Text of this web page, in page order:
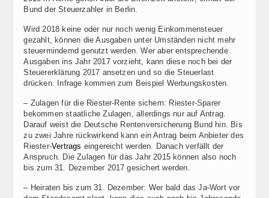
Bund der Steuerzahler in Berlin.
Wird 2018 keine oder nur noch wenig Einkommensteuer
gezahlt, können die Ausgaben unter Umständen nicht mehr
steuermindernd genutzt werden. Wer aber entsprechende
Ausgaben ins Jahr 2017 vorzieht, kann diese noch bei der
Steuererklärung 2017 ansetzen und so die Steuerlast
drücken. Infrage kommen zum Beispiel Werbungskosten.
– Zulagen für die Riester-Rente sichern: Riester-Sparer
bekommen staatliche Zulagen, allerdings nur auf Antrag.
Darauf weist die Deutsche Rentenversicherung Bund hin. Bis
zu zwei Jahre rückwirkend kann ein Antrag beim Anbieter des
Riester-Vertrags eingereicht werden. Danach verfällt der
Anspruch. Die Zulagen für das Jahr 2015 können also noch
bis zum 31. Dezember 2017 gesichert werden.
– Heiraten bis zum 31. Dezember: Wer bald das Ja-Wort vor